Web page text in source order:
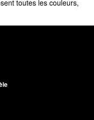
toutes les couleurs,